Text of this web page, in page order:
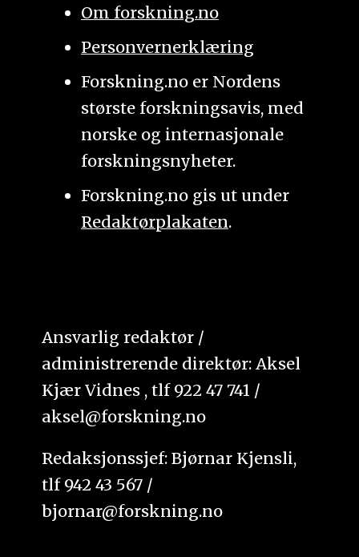
Om forskning.no
Personvernerklæring
Forskning.no er Nordens
største forskningsavis, med
norske og internasjonale
forskningsnyheter.
Forskning.no gis ut under
Redaktørplakaten.
Ansvarlig redaktør /
administrerende direktør: Aksel
Kjær Vidnes , tlf 922 47 741 /
aksel@forskning.no
Redaksjonssjef: Bjørnar Kjensli,
tlf 942 43 567 /
bjornar@forskning.no